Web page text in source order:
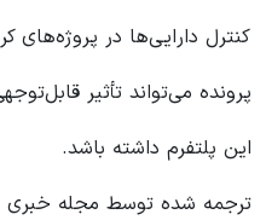
کنترل دارایی‌ها در
پرونده می‌تواند تأثیر
این پلتفرم داشته باشد.
ترجمه شده توسط مجله خبری